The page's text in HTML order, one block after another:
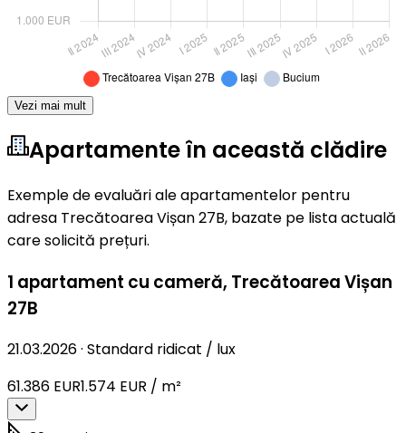
Vezi mai mult
Apartamente în această clădire
Exemple de evaluări ale apartamentelor pentru
adresa Trecătoarea Vișan 27B, bazate pe lista actuală
care solicită prețuri.
1 apartament cu cameră, Trecătoarea Vișan
27B
21.03.2026· Standard ridicat / lux
61.386 EUR1.574 EUR / m²